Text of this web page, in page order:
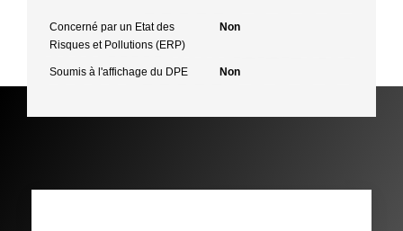
Concerné par un Etat des
Risques et Pollutions (ERP)
Non
Soumis à l'affichage du DPE Non